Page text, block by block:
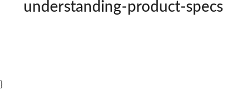
understanding-product-specs
}